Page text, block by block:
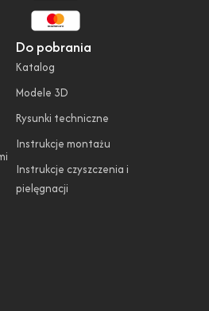
Do pobrania
Katalog
Modele 3D
Rysunki techniczne
Instrukcje montażu
Instrukcje czyszczenia i
pielęgnacji